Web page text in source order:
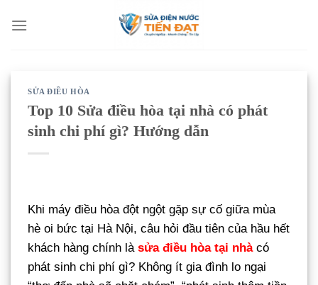
qua
SỬA ĐIỀU HÒA
Top 10 Sửa điều hòa tại nhà có phát
sinh chi phí gì? Hướng dẫn
Khi máy điều hòa đột ngột gặp sự cố giữa mùa
hè oi bức tại Hà Nội, câu hỏi đầu tiên của hầu hết
khách hàng chính là sửa điều hòa tại nhàcó
phát sinh chi phí gì? Không ít gia đình lo ngại